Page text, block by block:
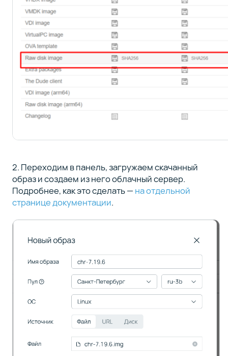
2. Переходим в панель, загружаем скачанный
образ и создаем из него облачный сервер.
Подробнее, как это сделать — на отдельной
странице документации.